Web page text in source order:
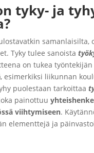
tyky- ja
samanlaisilta,
Tyky tulee sanoista
on tukea työntekijän
, esimerkiksi liikunnan
puolestaan tarkoittaa
painottuu
viihtymiseen.
elementtejä ja